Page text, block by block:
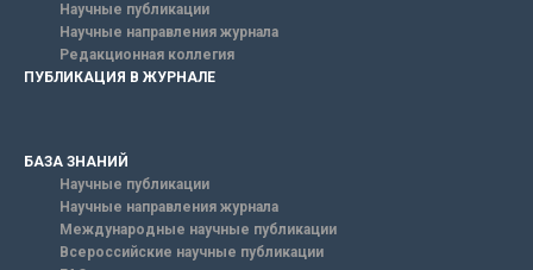
Научные публикации
Научные направления журнала
Редакционная коллегия
ПУБЛИКАЦИЯ В ЖУРНАЛЕ
БАЗА ЗНАНИЙ
Научные публикации
Научные направления журнала
Международные научные публикации
Всероссийские научные публикации